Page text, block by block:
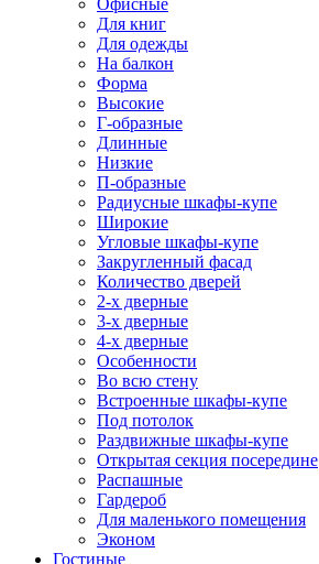
Офисные
Для книг
Для одежды
На балкон
Форма
Высокие
Г-образные
Длинные
Низкие
П-образные
Радиусные шкафы-купе
Широкие
Угловые шкафы-купе
Закругленный фасад
Количество дверей
2-х дверные
3-х дверные
4-х дверные
Особенности
Во всю стену
Встроенные шкафы-купе
Под потолок
Раздвижные шкафы-купе
Открытая секция посередине
Распашные
Гардероб
Для маленького помещения
Эконом
Гостиные